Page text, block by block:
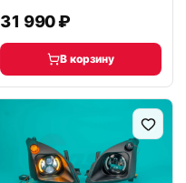
31 990 ₽
В корзину